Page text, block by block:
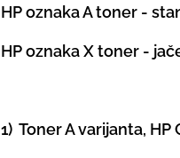
HP oznaka A toner -
HP oznaka X toner -
1) Toner A varijanta,